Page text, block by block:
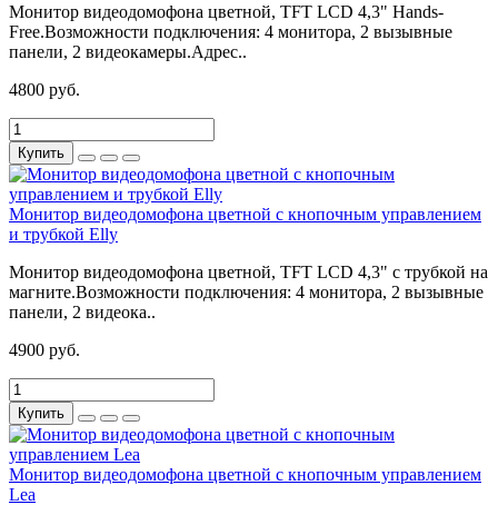
Монитор видеодомофона цветной, TFT LCD 4,3" Hands-
Free.Возможности подключения: 4 монитора, 2 вызывные
панели, 2 видеокамеры.Адрес..
4800 руб.
Купить
Монитор видеодомофона цветной с кнопочным управлением
и трубкой Elly
Монитор видеодомофона цветной, TFT LCD 4,3" с трубкой на
магните.Возможности подключения: 4 монитора, 2 вызывные
панели, 2 видеока..
4900 руб.
Купить
Монитор видеодомофона цветной с кнопочным управлением
Lea